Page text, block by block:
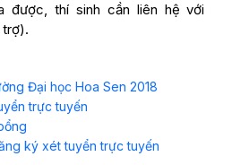
được, thí sinh cần liên hệ với
Đại học Hoa Sen 2018
trực tuyến
ký xét tuyển trực tuyến